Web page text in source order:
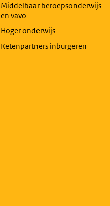
Middelbaar beroepsonderwijs
en vavo
Hoger onderwijs
Ketenpartners inburgeren